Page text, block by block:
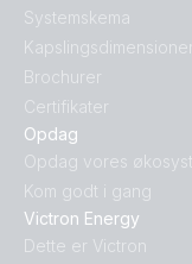
Opdag
Opdag vores
Kom godt i gang
Victron Energy
Dette er Victron
Systemskema
Kapslingsdimensioner
Brochurer
Certifikater